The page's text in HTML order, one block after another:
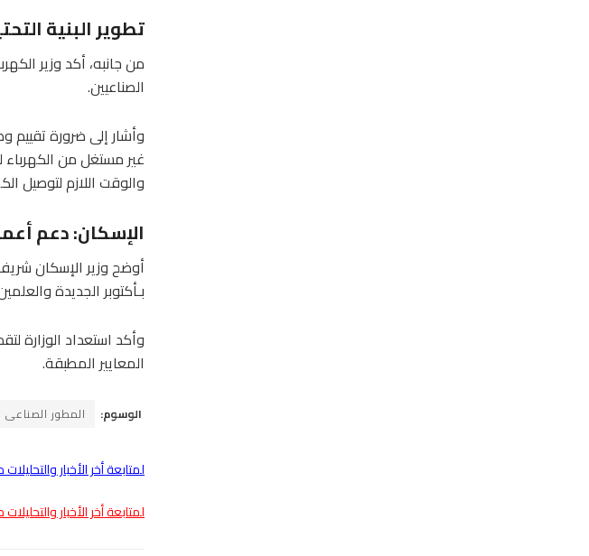
تطوير البنية
من جانبه، أكد وزير
الصناعيين.
وأشار إلى ضرورة
غير مستغل من
والوقت اللازم لتوصيل
الإسكان: دعم
أوضح وزير الإسكان شريف
بـأكتوبر الجديدة
وأكد استعداد الوزارة
المعايير المطبقة.
الوسوم: المطور الصناعى
لمتابعة أخر الأخبار
لمتابعة أخر الأخبار